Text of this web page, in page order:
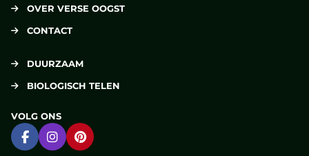
OVER VERSE OOGST
CONTACT
DUURZAAM
BIOLOGISCH TELEN
VOLG ONS
Ga naar Facebook
Ga naar Instagram
Ga naar Pinterest